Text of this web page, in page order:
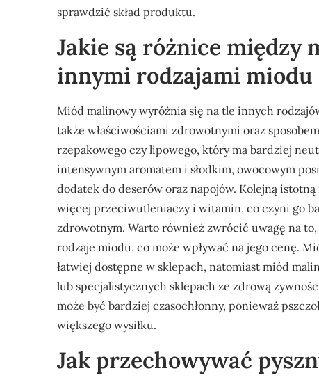
sprawdzić skład produktu.
Jakie są różnice między
innymi rodzajami miodu
Miód malinowy wyróżnia się na tle innych
także właściwościami zdrowotnymi oraz
rzepakowego czy lipowego, który ma bardziej
intensywnym aromatem i słodkim, owocowym
dodatek do deserów oraz napojów. Kolejną
więcej przeciwutleniaczy i witamin, co czyni go
zdrowotnym. Warto również zwrócić uwagę na
rodzaje miodu, co może wpływać na jego cenę.
łatwiej dostępne w sklepach, natomiast miód
lub specjalistycznych sklepach ze zdrową
może być bardziej czasochłonny, ponieważ
większego wysiłku.
Jak przechowywać